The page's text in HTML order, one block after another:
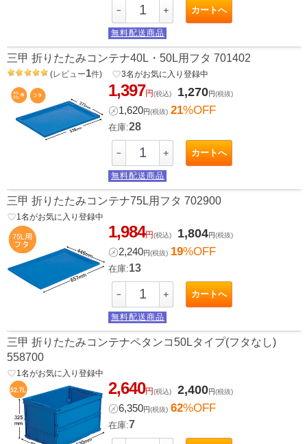
－ ＋ カートへ
無料配送商品
三甲 折りたたみコンテナ40L・50L用フタ 701402
(レビュー1件) favorite_border3名がお気に入り登録中
1,397円(税込) 1,270円(税抜)
㋱1,620円(税抜) 21%OFF
在庫:28
－ ＋ カートへ
無料配送商品
三甲 折りたたみコンテナ75L用フタ 702900
favorite_border1 名がお気に入り登録中
1,984円(税込) 1,804円(税抜)
㋱2,240円(税抜) 19%OFF
在庫:13
－ ＋ カートへ
無料配送商品
三甲 折りたたみコンテナペタンコ50Lタイプ(フタなし)
558700
favorite_border1 名がお気に入り登録中
2,640円(税込) 2,400円(税抜)
㋱6,350円(税抜) 62%OFF
在庫:7